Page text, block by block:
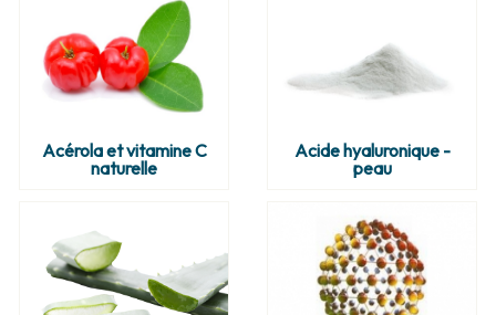
Acérola et vitamine C
naturelle
Acide hyaluronique -
peau